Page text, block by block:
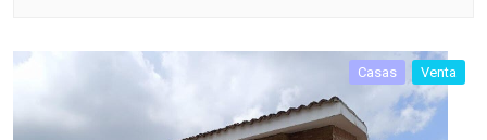
Casas Venta